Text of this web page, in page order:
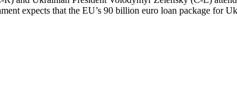
expects that the EU’s 90 billion euro loan package